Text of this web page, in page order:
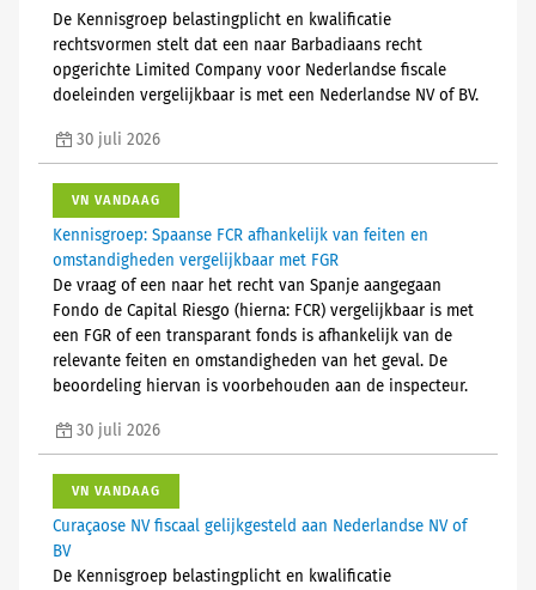
De Kennisgroep belastingplicht en kwalificatie
rechtsvormen stelt dat een naar Barbadiaans recht
opgerichte Limited Company voor Nederlandse fiscale
doeleinden vergelijkbaar is met een Nederlandse NV of BV.
30 juli 2026
VN VANDAAG
Kennisgroep: Spaanse FCR afhankelijk van feiten en
omstandigheden vergelijkbaar met FGR
De vraag of een naar het recht van Spanje aangegaan
Fondo de Capital Riesgo (hierna: FCR) vergelijkbaar is met
een FGR of een transparant fonds is afhankelijk van de
relevante feiten en omstandigheden van het geval. De
beoordeling hiervan is voorbehouden aan de inspecteur.
30 juli 2026
VN VANDAAG
Curaçaose NV fiscaal gelijkgesteld aan Nederlandse NV of
BV
De Kennisgroep belastingplicht en kwalificatie